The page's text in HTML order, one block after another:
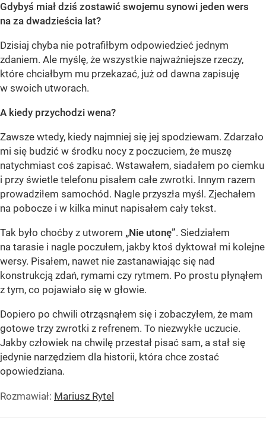
Gdybyś miał dziś zostawić swojemu synowi jeden wers
na za dwadzieścia lat?
Dzisiaj chyba nie potrafiłbym odpowiedzieć jednym
zdaniem. Ale myślę, że wszystkie najważniejsze rzeczy,
które chciałbym mu przekazać, już od dawna zapisuję
w swoich utworach.
A kiedy przychodzi wena?
Zawsze wtedy, kiedy najmniej się jej spodziewam. Zdarzało
mi się budzić w środku nocy z poczuciem, że muszę
natychmiast coś zapisać. Wstawałem, siadałem po ciemku
i przy świetle telefonu pisałem całe zwrotki. Innym razem
prowadziłem samochód. Nagle przyszła myśl. Zjechałem
na pobocze i w kilka minut napisałem cały tekst.
Tak było choćby z utworem „Nie utonę”. Siedziałem
na tarasie i nagle poczułem, jakby ktoś dyktował mi kolejne
wersy. Pisałem, nawet nie zastanawiając się nad
konstrukcją zdań, rymami czy rytmem. Po prostu płynąłem
z tym, co pojawiało się w głowie.
Dopiero po chwili otrząsnąłem się i zobaczyłem, że mam
gotowe trzy zwrotki z refrenem. To niezwykłe uczucie.
Jakby człowiek na chwilę przestał pisać sam, a stał się
jedynie narzędziem dla historii, która chce zostać
opowiedziana.
Rozmawiał: Mariusz Rytel